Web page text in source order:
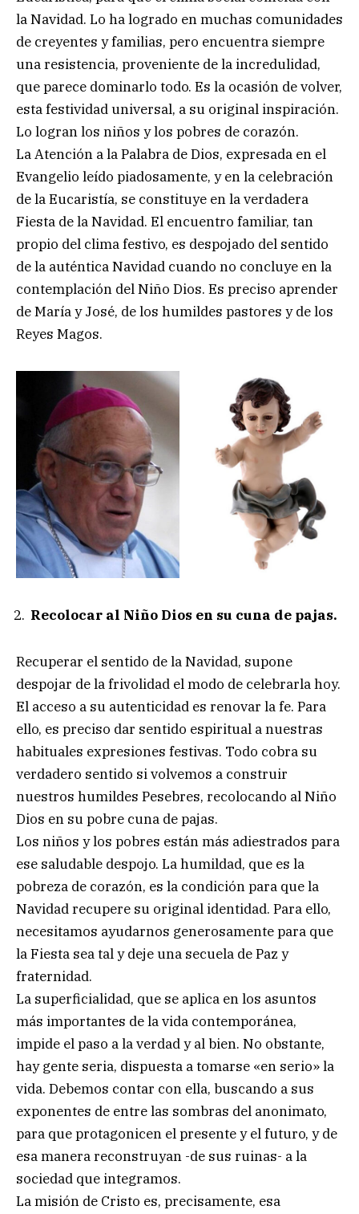
la Navidad. Lo ha logrado en muchas comunidades
de creyentes y familias, pero encuentra siempre
una resistencia, proveniente de la incredulidad,
que parece dominarlo todo. Es la ocasión de volver,
esta festividad universal, a su original inspiración.
Lo logran los niños y los pobres de corazón.
La Atención a la Palabra de Dios, expresada en el
Evangelio leído piadosamente, y en la celebración
de la Eucaristía, se constituye en la verdadera
Fiesta de la Navidad. El encuentro familiar, tan
propio del clima festivo, es despojado del sentido
de la auténtica Navidad cuando no concluye en la
contemplación del Niño Dios. Es preciso aprender
de María y José, de los humildes pastores y de los
Reyes Magos.
Recolocar al Niño Dios en su cuna de pajas.
Recuperar el sentido de la Navidad, supone
despojar de la frivolidad el modo de celebrarla hoy.
El acceso a su autenticidad es renovar la fe. Para
ello, es preciso dar sentido espiritual a nuestras
habituales expresiones festivas. Todo cobra su
verdadero sentido si volvemos a construir
nuestros humildes Pesebres, recolocando al Niño
Dios en su pobre cuna de pajas.
Los niños y los pobres están más adiestrados para
ese saludable despojo. La humildad, que es la
pobreza de corazón, es la condición para que la
Navidad recupere su original identidad. Para ello,
necesitamos ayudarnos generosamente para que
la Fiesta sea tal y deje una secuela de Paz y
fraternidad.
La superficialidad, que se aplica en los asuntos
más importantes de la vida contemporánea,
impide el paso a la verdad y al bien. No obstante,
hay gente seria, dispuesta a tomarse «en serio» la
vida. Debemos contar con ella, buscando a sus
exponentes de entre las sombras del anonimato,
para que protagonicen el presente y el futuro, y de
esa manera reconstruyan -de sus ruinas- a la
sociedad que integramos.
La misión de Cristo es, precisamente, esa